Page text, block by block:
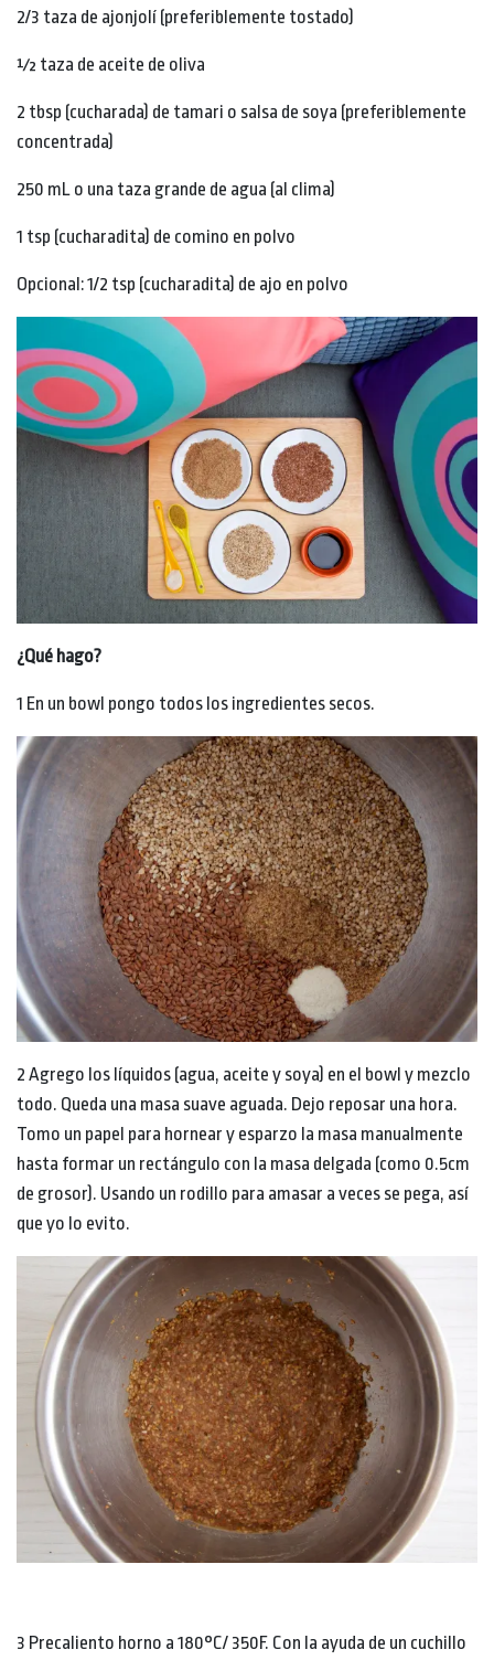
2/3 taza de ajonjolí (preferiblemente tostado)
½ taza de aceite de oliva
2 tbsp (cucharada) de tamari o salsa de soya (preferiblemente
concentrada)
250 mL o una taza grande de agua (al clima)
1 tsp (cucharadita) de comino en polvo
Opcional: 1/2 tsp (cucharadita) de ajo en polvo
¿Qué hago?
1 En un bowl pongo todos los ingredientes secos.
2 Agrego los líquidos (agua, aceite y soya) en el bowl y mezclo
todo. Queda una masa suave aguada. Dejo reposar una hora.
Tomo un papel para hornear y esparzo la masa manualmente
hasta formar un rectángulo con la masa delgada (como 0.5cm
de grosor). Usando un rodillo para amasar a veces se pega, así
que yo lo evito.
3 Precaliento horno a 180°C/ 350F. Con la ayuda de un cuchillo